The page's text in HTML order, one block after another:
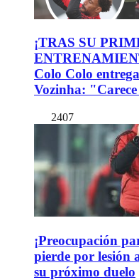
¡TRAS SU
Colo Colo
Vozinha:
2407
¡Preocupación
pierde por lesión
su próximo duelo